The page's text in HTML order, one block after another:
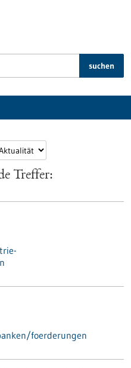
suchen
Treffer:
foerderungen